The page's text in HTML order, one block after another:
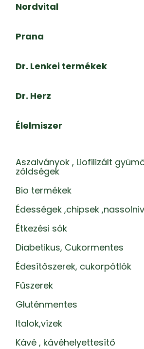
Nordvital
Prana
Dr. Lenkei termékek
Dr. Herz
Élelmiszer
Aszalványok , Liofilizált
zöldségek
Bio termékek
Édességek ,chipsek
Étkezési sók
Diabetikus, Cukormentes
Édesítőszerek, cukorpótlók
Fűszerek
Gluténmentes
Italok,vízek
Kávé , kávéhelyettesítő